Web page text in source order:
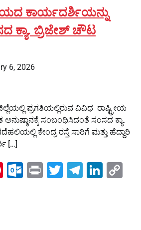
ಕಾರ್ಯದರ್ಶಿಯನ್ನು
ಕ್ಯಾ. ಬ್ರಿಜೇಶ್‌ ಚೌಟ
6, 2026
ಪ್ರಗತಿಯಲ್ಲಿರುವ ವಿವಿಧ ರಾಷ್ಟ್ರೀಯ
ಸಂಬಂಧಿಸಿದಂತೆ ಸಂಸದ ಕ್ಯಾ.
ಕೇಂದ್ರ ರಸ್ತೆ ಸಾರಿಗೆ ಮತ್ತು ಹೆದ್ದಾರಿ
[…]
Pinterest
Outlook.com
PrintTwitter